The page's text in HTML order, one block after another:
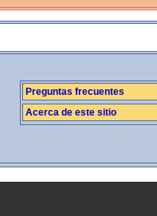
Preguntas frecuentes
Acerca de este sitio